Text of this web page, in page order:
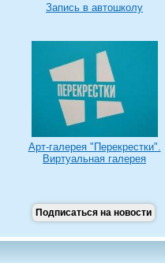
Запись в автошколу
Арт-галерея "Перекрестки".
Виртуальная галерея
Подписаться на новости